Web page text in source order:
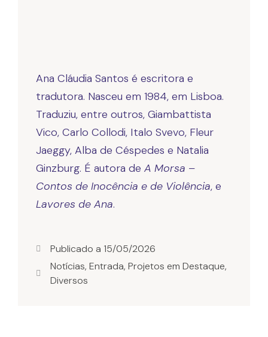
Ana Cláudia Santos é escritora e
tradutora. Nasceu em 1984, em Lisboa.
Traduziu, entre outros, Giambattista
Vico, Carlo Collodi, Italo Svevo, Fleur
Jaeggy, Alba de Céspedes e Natalia
Ginzburg. É autora de A Morsa –
Contos de Inocência e de Violência, e
Lavores de Ana.
Publicado a 15/05/2026
Notícias, Entrada, Projetos em Destaque,
Diversos